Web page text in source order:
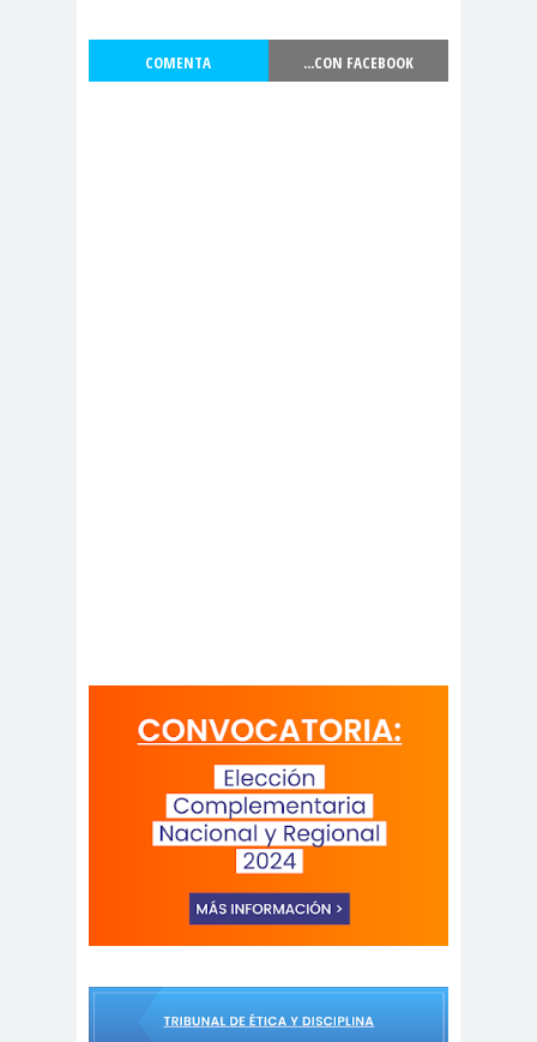
Alejandro
Torres
Parinacota
vivo
Anual
Constituyente
Asamblea
Asamblea por el
Plaza de Mayo
asociación de mujeres
COMENTA ...CON FACEBOOK